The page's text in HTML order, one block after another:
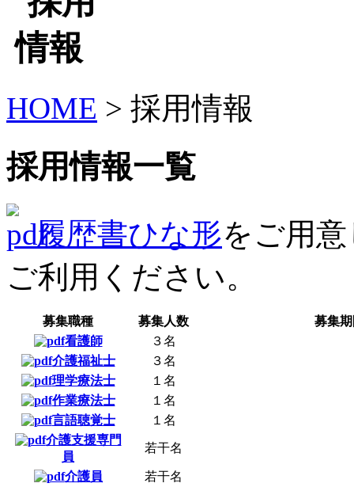
HOME > 採用情報
採用情報一覧
履歴書ひな形をご用
ご利用ください。
募集職種 募集人数
募集
看護師
３名
介護福祉士
３名
理学療法士
１名
作業療法士
１名
言語聴覚士
１名
介護支援専門
員
若干名
介護員 若干名